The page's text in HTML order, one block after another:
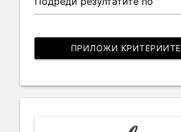
ПРИЛОЖИ КРИТЕРИИТЕ